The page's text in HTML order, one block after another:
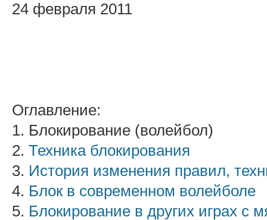
24 февраля 2011
Оглавление:
1. Блокирование (волейбол)
2. Техника блокирования
3. История изменения правил,
4. Блок в современном волейболе
5. Блокирование в других играх с